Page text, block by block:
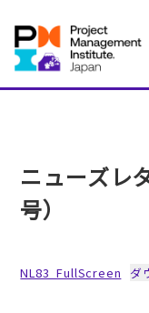
ニューズレ
号）
NL83_FullScreen ダ